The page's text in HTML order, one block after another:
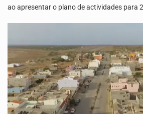
ao apresentar o plano de actividades para